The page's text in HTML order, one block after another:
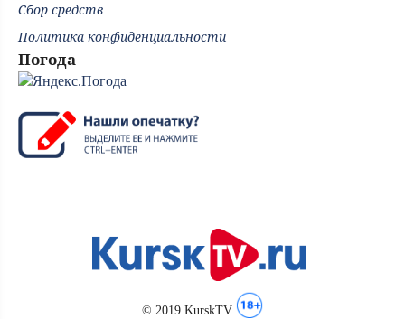
Сбор средств
Политика конфиденциальности
Погода
© 2019 KurskTV